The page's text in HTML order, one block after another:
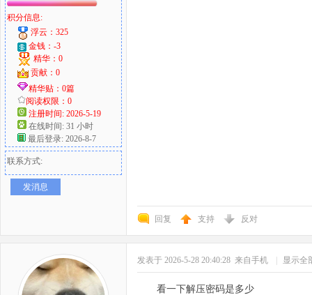
积分信息:
浮云：325
金钱：-3
精华：0
贡献：0
精华贴：0篇
阅读权限：0
注册时间: 2026-5-19
在线时间: 31 小时
最后登录: 2026-8-7
联系方式:
发消息
回复 支持 反对
发表于 2026-5-28 20:40:28 来自手机 显示全
看一下解压密码是多少